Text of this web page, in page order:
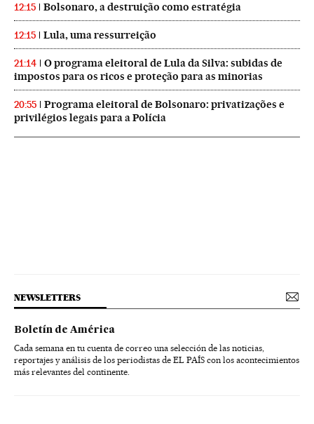
12:15 Bolsonaro, a destruição como estratégia
12:15 Lula, uma ressurreição
21:14
O programa eleitoral de Lula da Silva: subidas de
impostos para os ricos e proteção para as minorias
20:55
Programa eleitoral de Bolsonaro: privatizações e
privilégios legais para a Polícia
NEWSLETTERS
Boletín de América
Cada semana en tu cuenta de correo una selección de las noticias,
reportajes y análisis de los periodistas de EL PAÍS con los acontecimientos
más relevantes del continente.